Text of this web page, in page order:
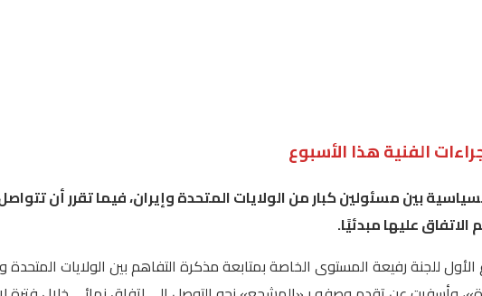
الفنية هذا الأسبوع
بينمسئولينكبارمنالولاياتالمتحدةوإيران،فيماتقررأن
الاتفاقعليهامبدئيًا.
الأول للجنة رفيعة المستوى الخاصة بمتابعة مذكرة التفاهم بين الولايات